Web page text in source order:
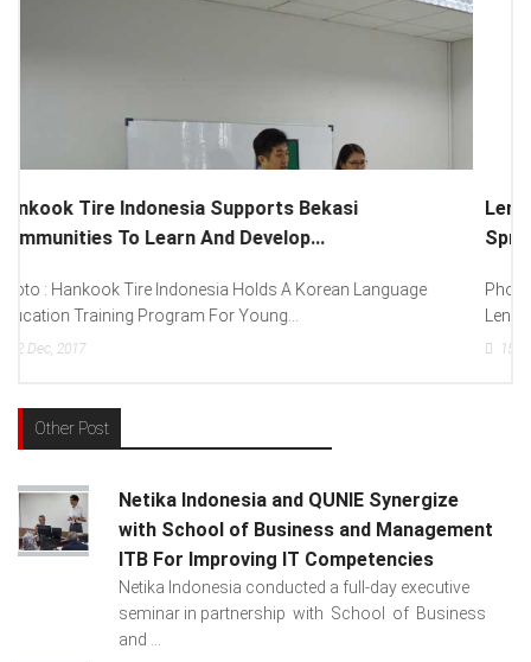
Lenovo Introduced New Brand Ambassador To
Spread “Different Is Better”...
Photo : (From Left To Right) Helmy Susanto (Consumer Lead
Lenovo Indonesia), Andien Aisyah...
15Dec, 2017
Other Post
Netika Indonesia and QUNIE Synergize
with School of Business and Management
ITB For Improving IT Competencies
Netika Indonesia conducted a full-day executive
seminar in partnership with School of Business
and ...